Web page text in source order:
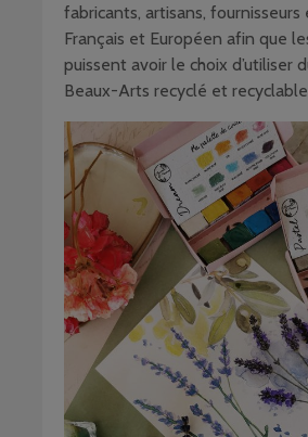
fabricants, artisans,
Français et Européen afin que
puissent avoir le choix d’utiliser
Beaux-Arts recyclé et